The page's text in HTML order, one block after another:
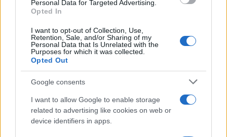
Personal Data for Targeted Advertising.
Opted In
I want to opt-out of Collection, Use,
Retention, Sale, and/or Sharing of my
Personal Data that Is Unrelated with the
Purposes for which it was collected.
Opted Out
Google consents
I want to allow Google to enable storage
related to advertising like cookies on web or
device identifiers in apps.
για τη φονική επίθεση σε διαδήλωση
Στην Ουκρανία ο Βρετανός υπουργός
Άμυνας για επιτάχυνση της στήριξης